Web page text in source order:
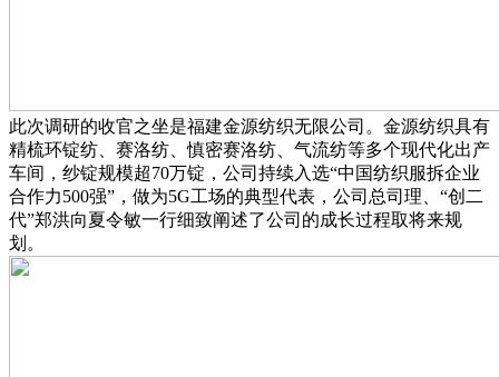
此次调研的收官之坐是福建金源纺织无限公司。金源纺织具有
精梳环锭纺、赛洛纺、慎密赛洛纺、气流纺等多个现代化出产
车间，纱锭规模超70万锭，公司持续入选“中国纺织服拆企业
合作力500强”，做为5G工场的典型代表，公司总司理、“创二
代”郑洪向夏令敏一行细致阐述了公司的成长过程取将来规
划。